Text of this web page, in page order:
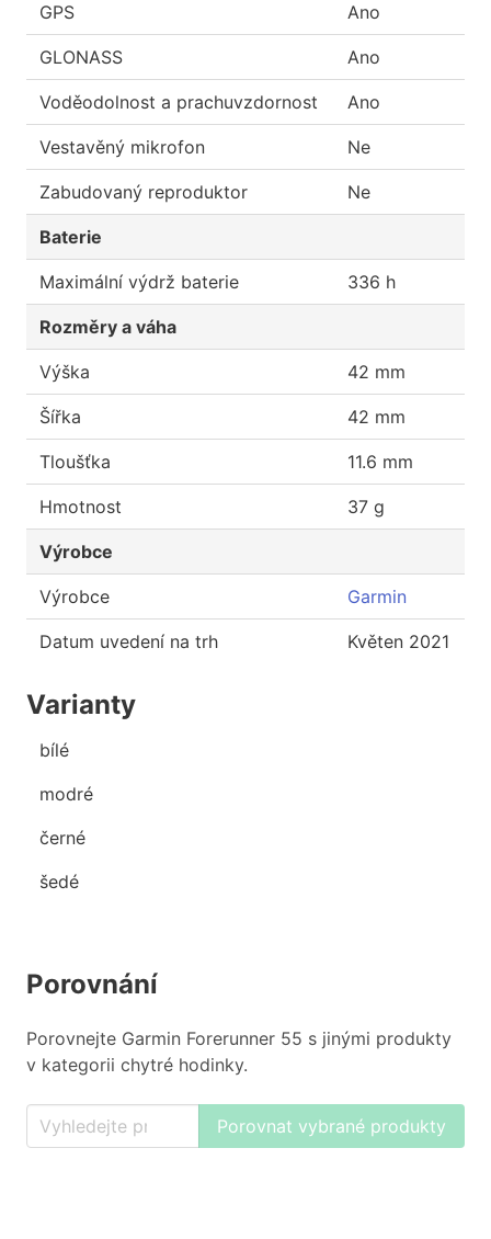
GPS Ano
GLONASS Ano
Voděodolnost a prachuvzdornost Ano
Vestavěný mikrofon Ne
Zabudovaný reproduktor Ne
Baterie
Maximální výdrž baterie 336 h
Rozměry a váha
Výška 42 mm
Šířka 42 mm
Tloušťka 11.6 mm
Hmotnost 37 g
Výrobce
Výrobce Garmin
Datum uvedení na trh Květen 2021
Varianty
bílé
modré
černé
šedé
Porovnání
Porovnejte Garmin Forerunner 55 s jinými produkty
v kategorii chytré hodinky.
Porovnat vybrané produkty